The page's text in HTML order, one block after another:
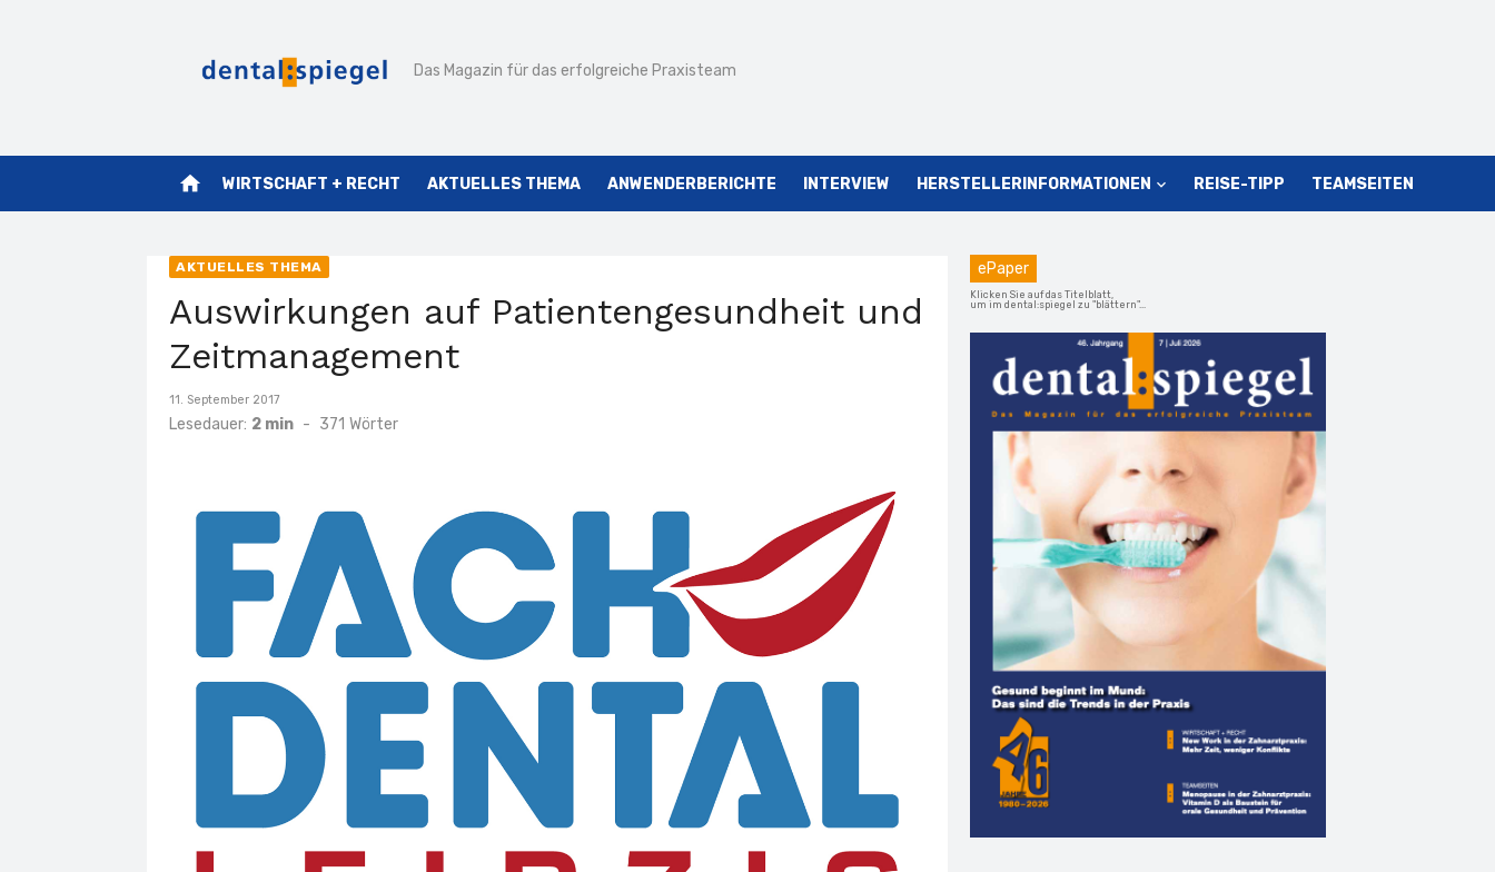
Das Magazin für das erfolgreiche Praxisteam
home WIRTSCHAFT + RECHT AKTUELLES THEMA ANWENDERBERICHTE INTERVIEW HERSTELLERINFORMATIONEN REISE-TIPP TEAMSEITEN
AKTUELLES THEMA
Auswirkungen auf Patientengesundheit und
Zeitmanagement
Veröffentlicht
am
11. September 2017
Lesedauer: 2 min - 371 Wörter
ePaper
Klicken Sie auf das Titelblatt,
um im dental:spiegel zu "blättern"...